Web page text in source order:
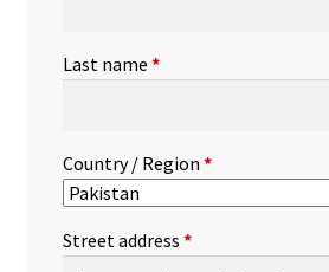
Last name *
Country / Region *
Street address *